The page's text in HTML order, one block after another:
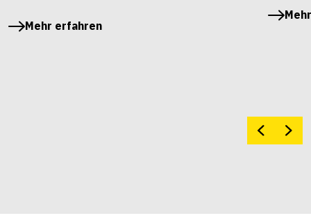
Mehr erfahren